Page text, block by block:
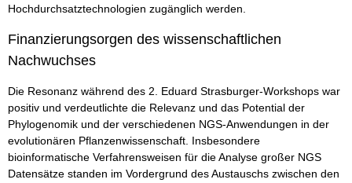
Hochdurchsatztechnologien zugänglich werden.
Finanzierungsorgen des wissenschaftlichen
Nachwuchses
Die Resonanz während des 2. Eduard Strasburger-Workshops war
positiv und verdeutlichte die Relevanz und das Potential der
Phylogenomik und der verschiedenen NGS-Anwendungen in der
evolutionären Pflanzenwissenschaft. Insbesondere
bioinformatische Verfahrensweisen für die Analyse großer NGS
Datensätze standen im Vordergrund des Austauschs zwischen den